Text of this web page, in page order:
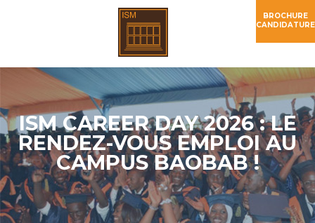
ISM CAREER DAY 2026 : LE
RENDEZ-VOUS EMPLOI AU
CAMPUS BAOBAB !
BROCHURE
CANDIDATURE